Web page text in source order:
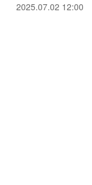
2025.07.02 12:00